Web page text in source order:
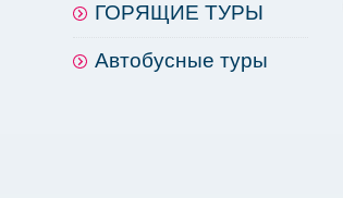
ГОРЯЩИЕ ТУРЫ
Автобусные туры